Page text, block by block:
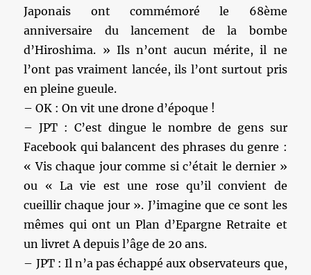
Japonais ont commémoré le 68ème
anniversaire du lancement de la bombe
d’Hiroshima. » Ils n’ont aucun mérite, il ne
l’ont pas vraiment lancée, ils l’ont surtout pris
en pleine gueule.
– OK : On vit une drone d’époque !
– JPT : C’est dingue le nombre de gens sur
Facebook qui balancent des phrases du genre :
« Vis chaque jour comme si c’était le dernier »
ou « La vie est une rose qu’il convient de
cueillir chaque jour ». J’imagine que ce sont les
mêmes qui ont un Plan d’Epargne Retraite et
un livret A depuis l’âge de 20 ans.
– JPT : Il n’a pas échappé aux observateurs que,